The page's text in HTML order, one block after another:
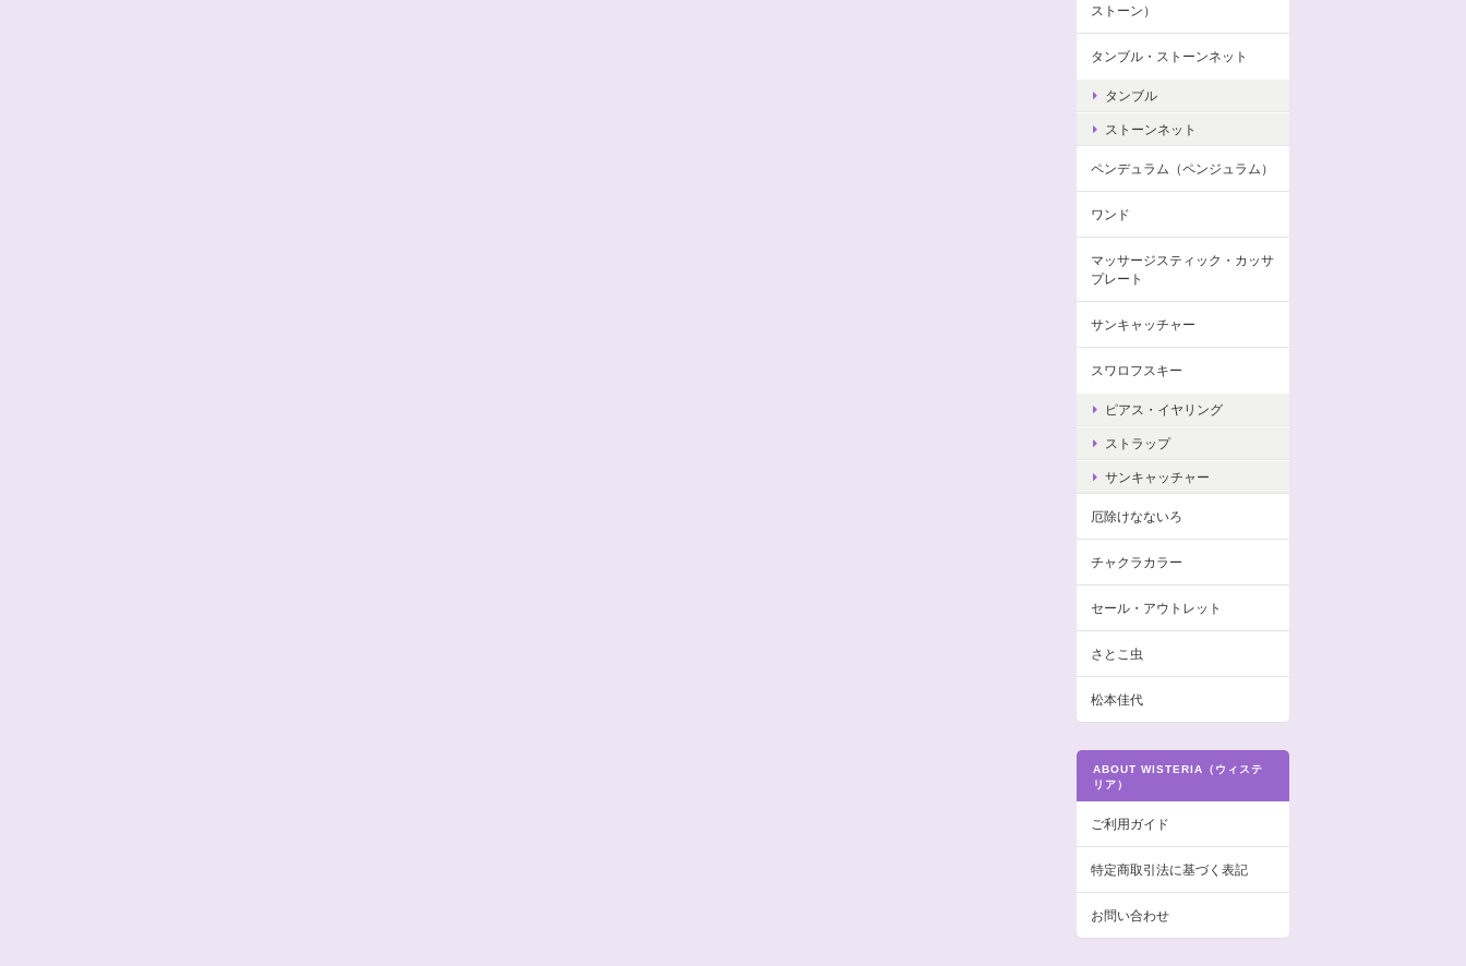
ストーン）
タンブル・ストーンネット
タンブル
ストーンネット
ペンデュラム（ペンジュラム）
ワンド
マッサージスティック・カッサ
プレート
サンキャッチャー
スワロフスキー
ピアス・イヤリング
ストラップ
サンキャッチャー
厄除けなないろ
チャクラカラー
セール・アウトレット
さとこ虫
松本佳代
ABOUT WISTERIA（ウィステ
リア）
ご利用ガイド
特定商取引法に基づく表記
お問い合わせ